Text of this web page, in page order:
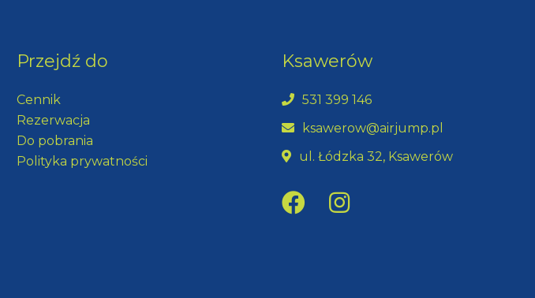
Przejdź do
Cennik
Rezerwacja
Do pobrania
Polityka prywatności
Ksawerów
531 399 146
ksawerow@airjump.pl
ul. Łódzka 32, Ksawerów